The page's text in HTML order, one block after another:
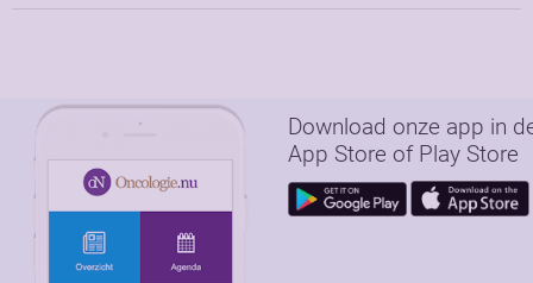
Download onze app in
App Store of Play Store